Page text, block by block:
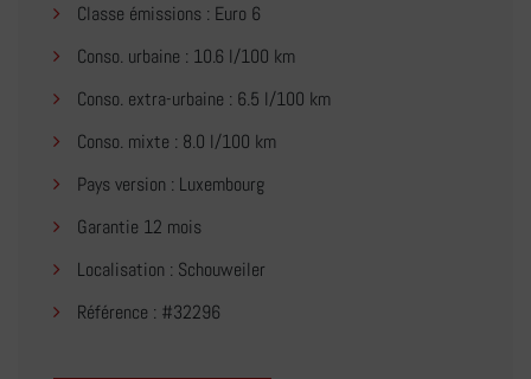
Classe émissions : Euro 6
Conso. urbaine : 10.6 l/100 km
Conso. extra-urbaine : 6.5 l/100 km
Conso. mixte : 8.0 l/100 km
Pays version : Luxembourg
Garantie 12 mois
Localisation : Schouweiler
Référence : #32296